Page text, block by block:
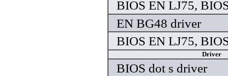
BIOS EN LJ75,
EN BG48 driver
BIOS EN LJ75,
Driver
BIOS dot s driver